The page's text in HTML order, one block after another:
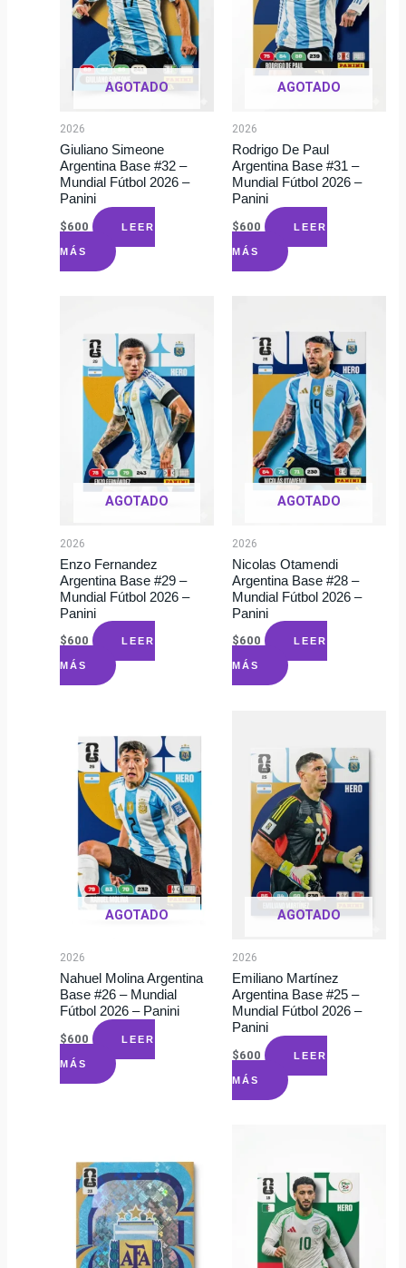
AGOTADO
2026
Giuliano Simeone
Argentina Base #32 –
Mundial Fútbol 2026 –
Panini
$600 LEER
MÁS
AGOTADO
2026
Rodrigo De Paul
Argentina Base #31 –
Mundial Fútbol 2026 –
Panini
$600 LEER
MÁS
AGOTADO
2026
Enzo Fernandez
Argentina Base #29 –
Mundial Fútbol 2026 –
Panini
$600 LEER
MÁS
AGOTADO
2026
Nicolas Otamendi
Argentina Base #28 –
Mundial Fútbol 2026 –
Panini
$600 LEER
MÁS
AGOTADO
2026
Nahuel Molina Argentina
Base #26 – Mundial
Fútbol 2026 – Panini
$600 LEER
MÁS
AGOTADO
2026
Emiliano Martínez
Argentina Base #25 –
Mundial Fútbol 2026 –
Panini
$600 LEER
MÁS